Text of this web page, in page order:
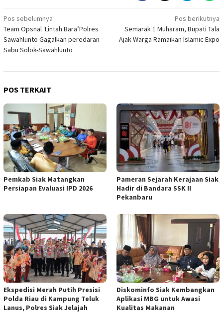
Navigasi
pos
Pos sebelumnya
Team Opsnal ‘Lintah Bara’Polres
Sawahlunto Gagalkan peredaran
Sabu Solok-Sawahlunto
Pos berikutnya
Semarak 1 Muharam, Bupati Tala
Ajak Warga Ramaikan Islamic Expo
POS TERKAIT
Pemkab Siak Matangkan
Persiapan Evaluasi IPD 2026
Pameran Sejarah Kerajaan Siak
Hadir di Bandara SSK II
Pekanbaru
Ekspedisi Merah Putih Presisi
Polda Riau di Kampung Teluk
Lanus, Polres Siak Jelajah
Diskominfo Siak Kembangkan
Aplikasi MBG untuk Awasi
Kualitas Makanan